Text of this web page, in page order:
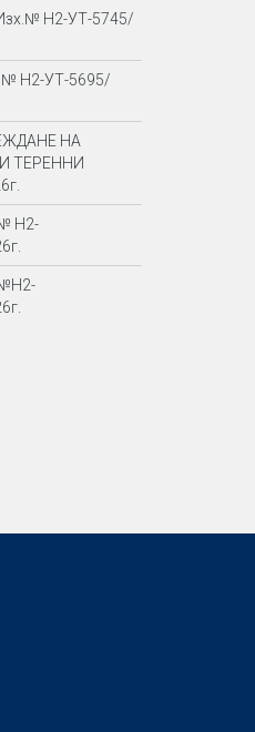
Н2-УТ-5745/
Н2-УТ-5695/
НА
ТЕРЕННИ
Н2-